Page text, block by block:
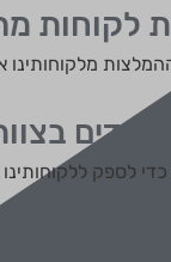
לקוחות
מלקוחותינו
עובדים
כדי לספק
שלכם